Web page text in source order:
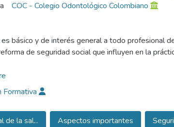
COC - Colegio Odontológico Colombiano
básico y de interés general a todo profesional
de seguridad social que influyen en la
novedoso, al cual no se eligió, se le da la
parte del profesional. Por esto, se pretende
que será la futura seguridad social
Formativa
de la sal... Aspectos importantes